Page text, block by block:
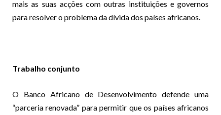
mais as suas acções com outras instituições e governos
para resolver o problema da dívida dos países africanos.
Trabalho conjunto
O Banco Africano de Desenvolvimento defende uma
“parceria renovada” para permitir que os países africanos